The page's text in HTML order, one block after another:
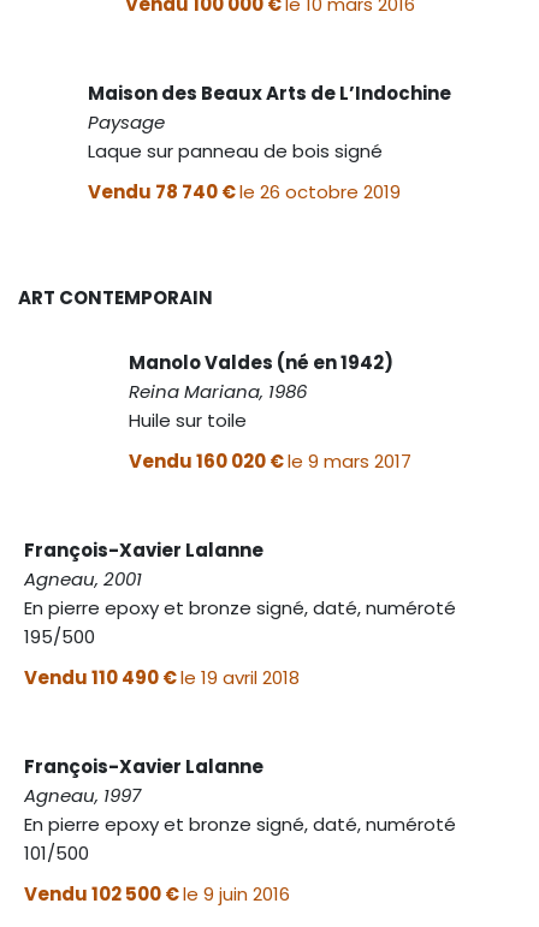
Maison des Beaux Arts de L’Indochine
Paysage
Laque sur panneau de bois signé
Vendu 78 740 €le 26 octobre 2019
ART CONTEMPORAIN
Manolo Valdes (né en 1942)
Reina Mariana, 1986
Huile sur toile
Vendu 160 020 €le 9 mars 2017
François-Xavier Lalanne
Agneau, 2001
En pierre epoxy et bronze signé, daté, numéroté
195/500
Vendu 110 490 €le 19 avril 2018
François-Xavier Lalanne
Agneau, 1997
En pierre epoxy et bronze signé, daté, numéroté
101/500
Vendu 102 500 €le 9 juin 2016